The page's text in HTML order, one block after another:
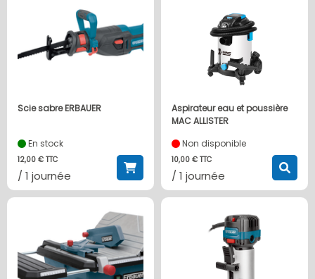
Scie sabre ERBAUER
En stock
12,00 € TTC
/ 1 journée
Aspirateur eau et poussière
MAC ALLISTER
Non disponible
10,00 € TTC
/ 1 journée